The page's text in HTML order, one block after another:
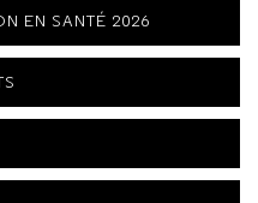
EN SANTÉ 2026